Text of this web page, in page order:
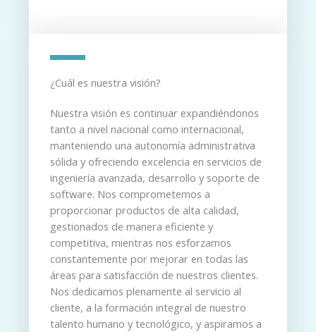
¿Cuál es nuestra visión?
Nuestra visión es continuar expandiéndonos
tanto a nivel nacional como internacional,
manteniendo una autonomía administrativa
sólida y ofreciendo excelencia en servicios de
ingeniería avanzada, desarrollo y soporte de
software. Nos comprometemos a
proporcionar productos de alta calidad,
gestionados de manera eficiente y
competitiva, mientras nos esforzamos
constantemente por mejorar en todas las
áreas para satisfacción de nuestros clientes.
Nos dedicamos plenamente al servicio al
cliente, a la formación integral de nuestro
talento humano y tecnológico, y aspiramos a